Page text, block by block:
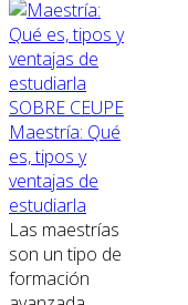
SOBRE CEUPE
Maestría: Qué
es, tipos y
ventajas de
estudiarla
Las maestrías
son un tipo de
formación